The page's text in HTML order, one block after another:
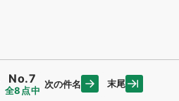
No.7
全8点中
次の件名 末尾